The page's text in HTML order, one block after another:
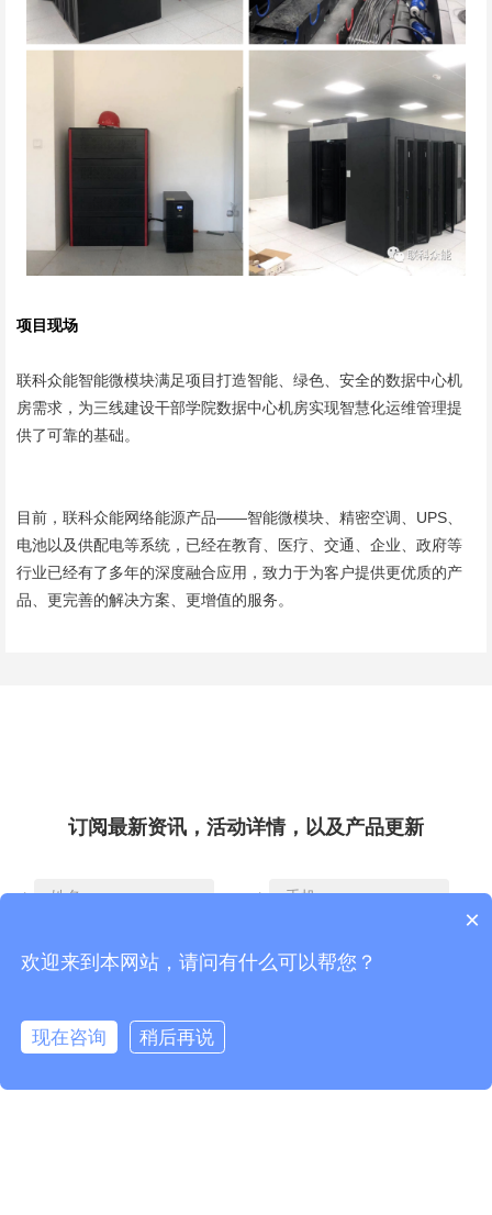
项目现场
联科众能智能微模块满足项目打造智能、绿色、安全的数据中心机
房需求，为三线建设干部学院数据中心机房实现智慧化运维管理提
供了可靠的基础。
目前，联科众能网络能源产品——智能微模块、精密空调、UPS、
电池以及供配电等系统，已经在教育、医疗、交通、企业、政府等
行业已经有了多年的深度融合应用，致力于为客户提供更优质的产
品、更完善的解决方案、更增值的服务。
订阅最新资讯，活动详情，以及产品更新
* *
*
×
欢迎来到本网站，请问有什么可以帮您？
现在咨询 稍后再说